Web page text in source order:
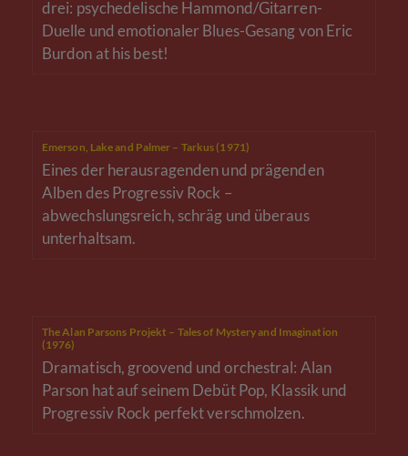
drei: psychedelische Hammond/Gitarren-
Duelle und emotionaler Blues-Gesang von Eric
Burdon at his best!
Emerson, Lake and Palmer – Tarkus (1971)
Eines der herausragenden und prägenden
Alben des Progressiv Rock –
abwechslungsreich, schräg und überaus
unterhaltsam.
The Alan Parsons Projekt – Tales of Mystery and Imagination
(1976)
Dramatisch, groovend und orchestral: Alan
Parson hat auf seinem Debüt Pop, Klassik und
Progressiv Rock perfekt verschmolzen.